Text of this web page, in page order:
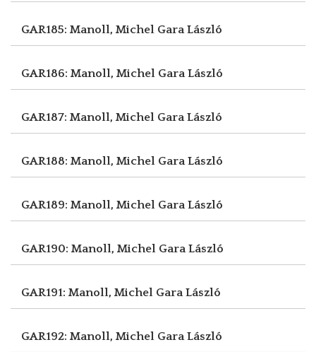
GAR185: Manoll, Michel Gara László
GAR186: Manoll, Michel Gara László
GAR187: Manoll, Michel Gara László
GAR188: Manoll, Michel Gara László
GAR189: Manoll, Michel Gara László
GAR190: Manoll, Michel Gara László
GAR191: Manoll, Michel Gara László
GAR192: Manoll, Michel Gara László